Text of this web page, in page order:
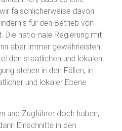
fälschlicherweise davon
für den Betrieb von
Die natio-nale Regierung mit
aber immer gewährleisten,
den staatlichen und lokalen
stehen in den Fällen, in
und lokaler Ebene
und Zugführer doch haben,
Einschnitte in den